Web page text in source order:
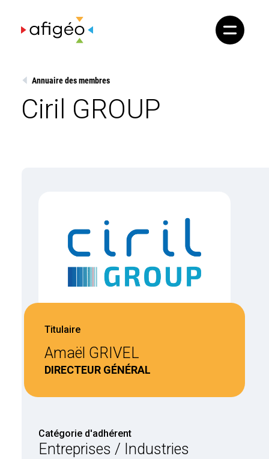
content
Annuaire des membres
Ciril GROUP
Titulaire
Amaël GRIVEL
DIRECTEUR GÉNÉRAL
Catégorie d'adhérent
Entreprises / Industries